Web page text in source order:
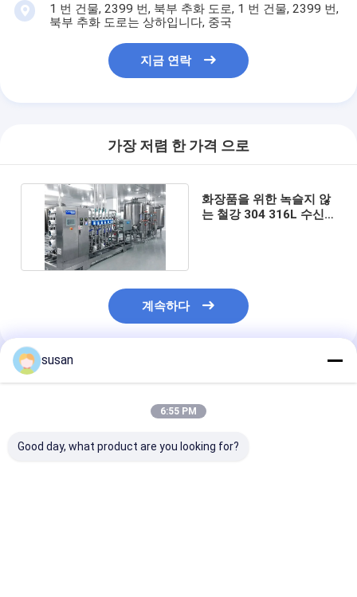
1 번 건물, 2399 번, 북부 추화 도로, 1 번 건물, 2399 번,
북부 추화 도로는 상하입니다, 중국
지금 연락
가장 저렴 한 가격 으로
화장품을 위한 녹슬지 않
는 철강 304 316L 수신
계속하다
추천된 제품
susan
6:55 PM
Good day, what product are you looking for?